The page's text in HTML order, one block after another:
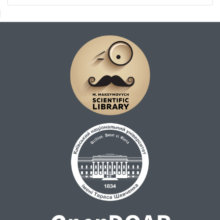
гірських регіонів із застосуванням
і сезонних температур і кількості
атмосферних опадів отримано на основі
дендрокліматичних індикаторів та
ізотопних аналізів спелеотем і кернів
льоду із часовою роздільною здатністю до
10 років. Доведено, що ізотопний вміст
печерних відкладів найбільш надійне і
перспективне джерело для реконструкції
клімату холодного сезону та розрізнення
регіональних джерел зволоження.
Комплексні палеогеографічні дані за
відкладами гірських боліт, озер,
алювальних і печерних відкладів
використано для реконструкції динаміки
гідрологічних процесів, що слугували